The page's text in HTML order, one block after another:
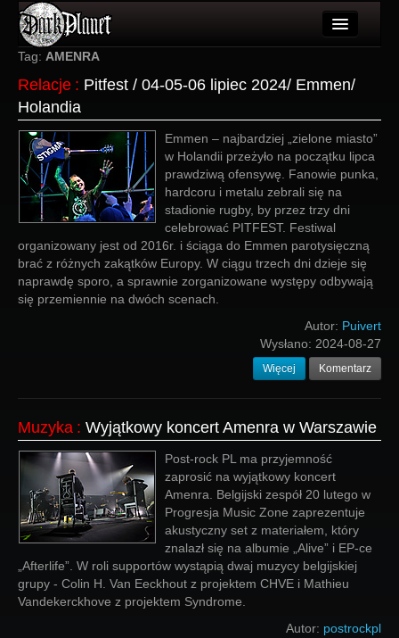
Artykuły
Użytkownicy
Wydarzenia
Galeria
Forum
Login
Tag: AMENRA
Relacje : Pitfest / 04-05-06 lipiec 2024/ Emmen/
Holandia
Emmen – najbardziej „zielone miasto”
w Holandii przeżyło na początku lipca
prawdziwą ofensywę. Fanowie punka,
hardcoru i metalu zebrali się na
stadionie rugby, by przez trzy dni
celebrować PITFEST. Festiwal
organizowany jest od 2016r. i ściąga do Emmen parotysięczną
brać z różnych zakątków Europy. W ciągu trzech dni dzieje się
naprawdę sporo, a sprawnie zorganizowane występy odbywają
się przemiennie na dwóch scenach.
Autor: Puivert
Wysłano: 2024-08-27
Więcej Komentarz
Muzyka : Wyjątkowy koncert Amenra w Warszawie
Post-rock PL ma przyjemność
zaprosić na wyjątkowy koncert
Amenra. Belgijski zespół 20 lutego w
Progresja Music Zone zaprezentuje
akustyczny set z materiałem, który
znalazł się na albumie „Alive” i EP-ce
„Afterlife”. W roli supportów wystąpią dwaj muzycy belgijskiej
grupy - Colin H. Van Eeckhout z projektem CHVE i Mathieu
Vandekerckhove z projektem Syndrome.
Autor: postrockpl